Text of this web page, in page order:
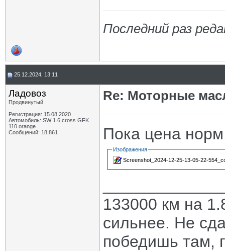
Последний раз
25.12.2024, 13:11
Ладовоз
Продвинутый
Регистрация: 15.08.2020
Автомобиль: SW 1.6 cross GFK
110 orange
Сообщений: 18,861
Re: Моторные
Пока цена
Изображения
Screenshot_2024-12-25-13-05-22-
133000 км на
сильнее. Не
победишь там,